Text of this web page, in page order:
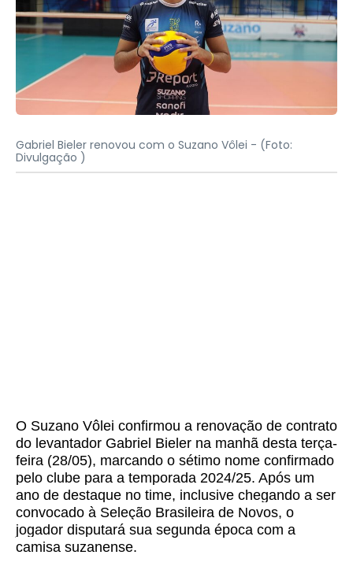
Gabriel Bieler renovou com o Suzano Vôlei - (Foto:
Divulgação )
O Suzano Vôlei confirmou a renovação de contrato
do levantador Gabriel Bieler na manhã desta terça-
feira (28/05), marcando o sétimo nome confirmado
pelo clube para a temporada 2024/25. Após um
ano de destaque no time, inclusive chegando a ser
convocado à Seleção Brasileira de Novos, o
jogador disputará sua segunda época com a
camisa suzanense.